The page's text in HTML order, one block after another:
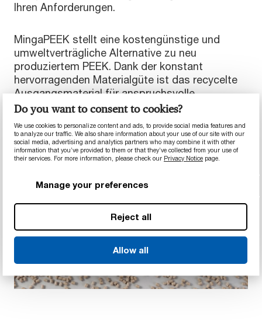
Do you want to consent to cookies?
We use cookies to personalize content and ads, to provide social media features and
to analyze our traffic. We also share information about your use of our site with our
social media, advertising and analytics partners who may combine it with other
information that you’ve provided to them or that they’ve collected from your use of
their services. For more information, please check our Privacy Notice page.
Manage your preferences
Reject all
Allow all
Ihren Anforderungen.
MingaPEEK stellt eine kostengünstige und
umweltverträgliche Alternative zu neu
produziertem PEEK. Dank der konstant
hervorragenden Materialgüte ist das recycelte
Ausgangsmaterial für anspruchsvolle
technische Anwendungen geeignet.